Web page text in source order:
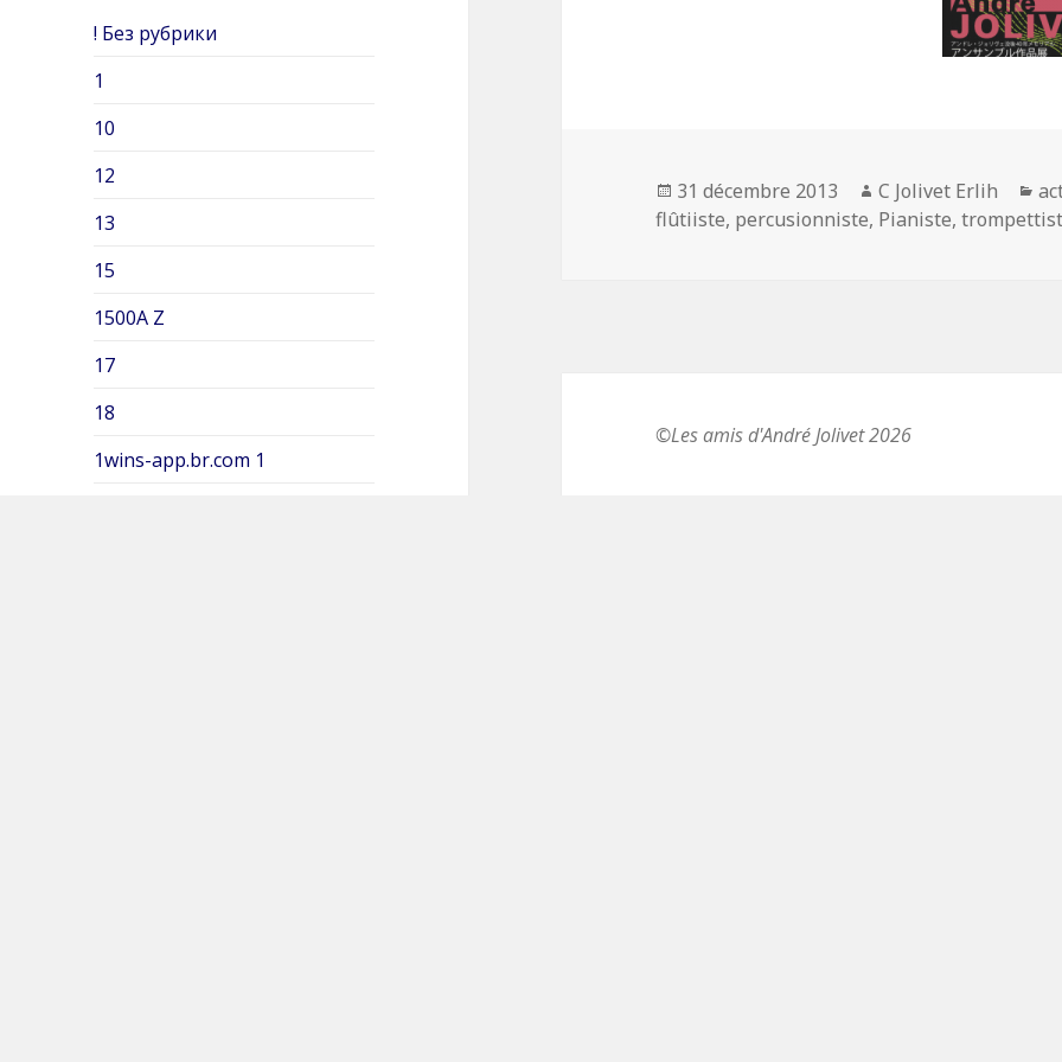
h
r
! Без рубрики
1
10
12
13
15
1500A Z
17
18
1wins-app.br.com 1
Publié
le
31 décembre 2013 Auteur
C Jolivet Erlih
flûtiiste, percusionniste, Pianiste,
©Les amis d'André Jolivet 2026